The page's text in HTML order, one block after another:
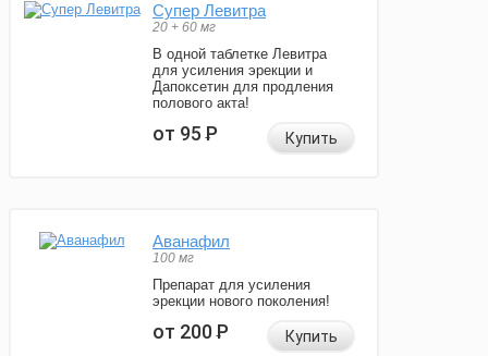
Супер Левитра
20 + 60 мг
В одной таблетке Левитра
для усиления эрекции и
Дапоксетин для продления
полового акта!
от 95Р Купить
Аванафил
100 мг
Препарат для усиления
эрекции нового поколения!
от 200Р Купить